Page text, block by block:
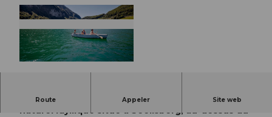
Route Appeler Site web
Le Seelisberger Seeli est un lac de baignade
naturel idyllique situé à Seelisberg, au-dessus du